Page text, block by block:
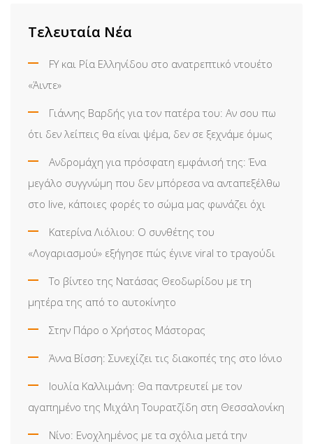
Τελευταία Νέα
FY και Ρία Ελληνίδου στο ανατρεπτικό ντουέτο
«Άιντε»
Γιάννης Βαρδής για τον πατέρα του: Αν σου πω
ότι δεν λείπεις θα είναι ψέμα, δεν σε ξεχνάμε όμως
Ανδρομάχη για πρόσφατη εμφάνισή της: Ένα
μεγάλο συγγνώμη που δεν μπόρεσα να ανταπεξέλθω
στο live, κάποιες φορές το σώμα μας φωνάζει όχι
Κατερίνα Λιόλιου: Ο συνθέτης του
«Λογαριασμού» εξήγησε πώς έγινε viral το τραγούδι
Το βίντεο της Νατάσας Θεοδωρίδου με τη
μητέρα της από το αυτοκίνητο
Στην Πάρο ο Χρήστος Μάστορας
Άννα Βίσση: Συνεχίζει τις διακοπές της στο Ιόνιο
Ιουλία Καλλιμάνη: Θα παντρευτεί με τον
αγαπημένο της Μιχάλη Τουρατζίδη στη Θεσσαλονίκη
Νίνο: Ενοχλημένος με τα σχόλια μετά την